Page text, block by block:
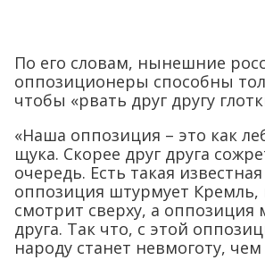
По его словам, нынешние
оппозиционеры способны
чтобы «рвать друг другу
«Наша оппозиция – это как
щука. Скорее друг друга
очередь. Есть такая
оппозиция штурмует Кремль,
смотрит сверху, а оппозиция
друга. Так что, с этой
народу станет невмоготу,